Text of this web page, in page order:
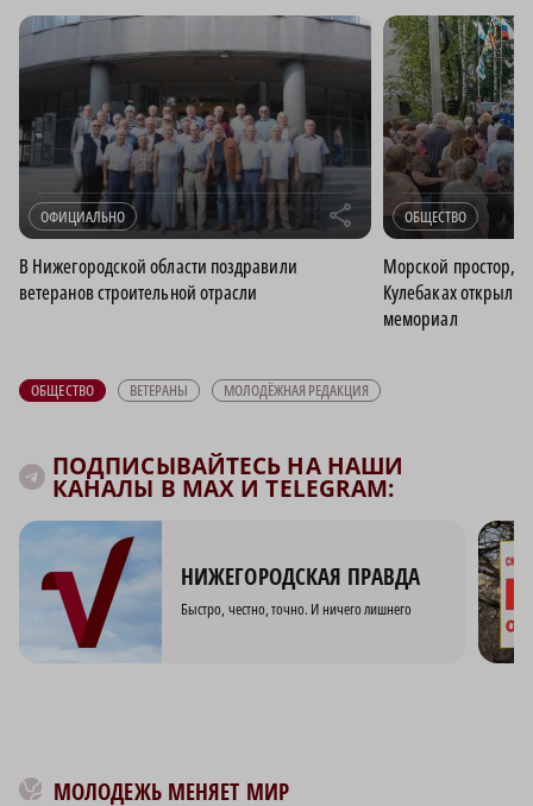
ОФИЦИАЛЬНО r
В Нижегородской области поздравили
ветеранов строительной отрасли
ОБЩЕСТВО
Морской простор,
Кулебаках
мемориал
ОБЩЕСТВО ВЕТЕРАНЫ МОЛОДЁЖНАЯ РЕДАКЦИЯ
ПОДПИСЫВАЙТЕСЬ НА НАШИ
КАНАЛЫ В MAX И TELEGRAM:
НИЖЕГОРОДСКАЯ ПРАВДА
Быстро, честно, точно. И ничего лишнего
МОЛОДЕЖЬ МЕНЯЕТ МИР